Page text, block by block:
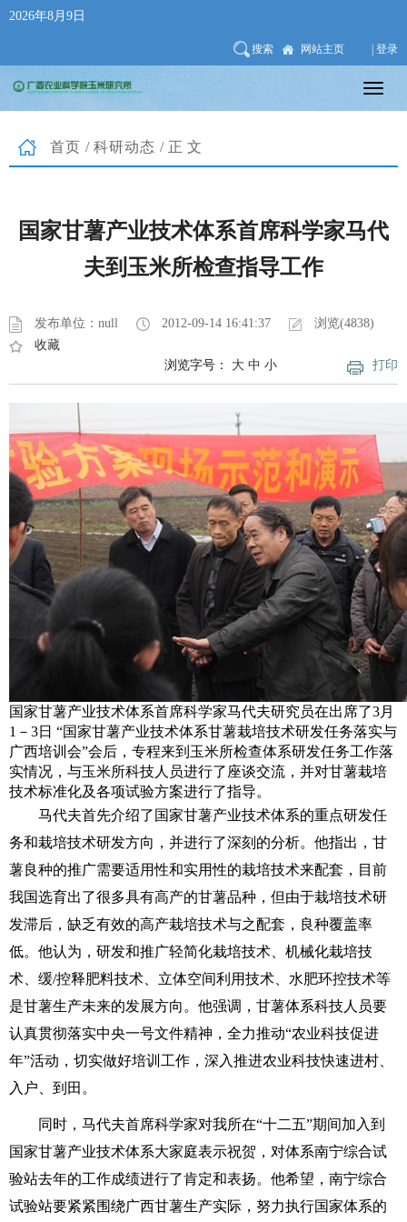
2026年8月9日
搜索 网站主页 | 登录
首页 / 科研动态 /正文
国家甘薯产业技术体系首席科学家马代
夫到玉米所检查指导工作
发布单位：null 2012-09-14 16:41:37
浏览(4838)
收藏
打印
浏览字号： 大 中 小
国家甘薯产业技术体系首席科学家马代夫研究员在出席了3月
1 － 3日 “国家甘薯产业技术体系甘薯栽培技术研发任务落实与
广西培训会”会后，专程来到玉米所检查体系研发任务工作落
实情况，与玉米所科技人员进行了座谈交流，并对甘薯栽培
技术标准化及各项试验方案进行了指导。
马代夫首先介绍了国家甘薯产业技术体系的重点研发任
务和栽培技术研发方向，并进行了深刻的分析。他指出，甘
薯良种的推广需要适用性和实用性的栽培技术来配套，目前
我国选育出了很多具有高产的甘薯品种，但由于栽培技术研
发滞后，缺乏有效的高产栽培技术与之配套，良种覆盖率
低。他认为，研发和推广轻简化栽培技术、机械化栽培技
术、缓/控释肥料技术、立体空间利用技术、水肥环控技术等
是甘薯生产未来的发展方向。他强调，甘薯体系科技人员要
认真贯彻落实中央一号文件精神，全力推动“农业科技促进
年”活动，切实做好培训工作，深入推进农业科技快速进村、
入户、到田。
同时，马代夫首席科学家对我所在“十二五”期间加入到
国家甘薯产业技术体系大家庭表示祝贺，对体系南宁综合试
验站去年的工作成绩进行了肯定和表扬。他希望，南宁综合
试验站要紧紧围绕广西甘薯生产实际，努力执行国家体系的